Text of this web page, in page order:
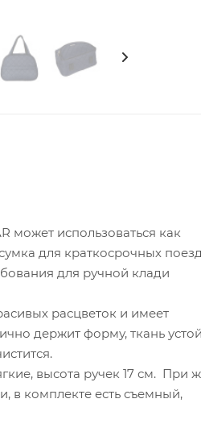
может использоваться как
для краткосрочных
для ручной клади
расцветок и имеет
держит форму, ткань
высота ручек 17 см. При
в комплекте есть съемный,